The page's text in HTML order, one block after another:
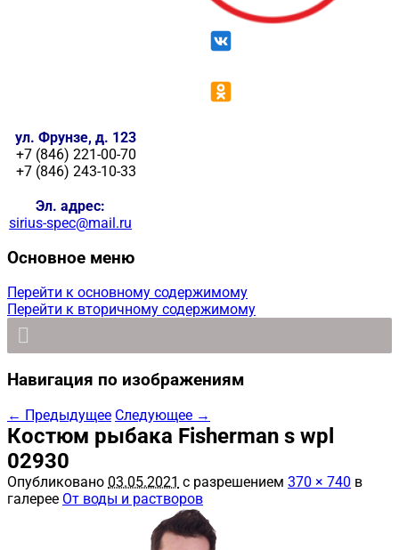
ул. Фрунзе, д. 123
+7 (846) 221-00-70
+7 (846) 243-10-33
Эл. адрес:
sirius-spec@mail.ru
Основное меню
Перейти к основному содержимому
Перейти к вторичному содержимому
Навигация по изображениям
← Предыдущее Следующее →
Костюм рыбака Fisherman s wpl
02930
Опубликовано 03.05.2021 с разрешением 370 × 740 в
галерее От воды и растворов